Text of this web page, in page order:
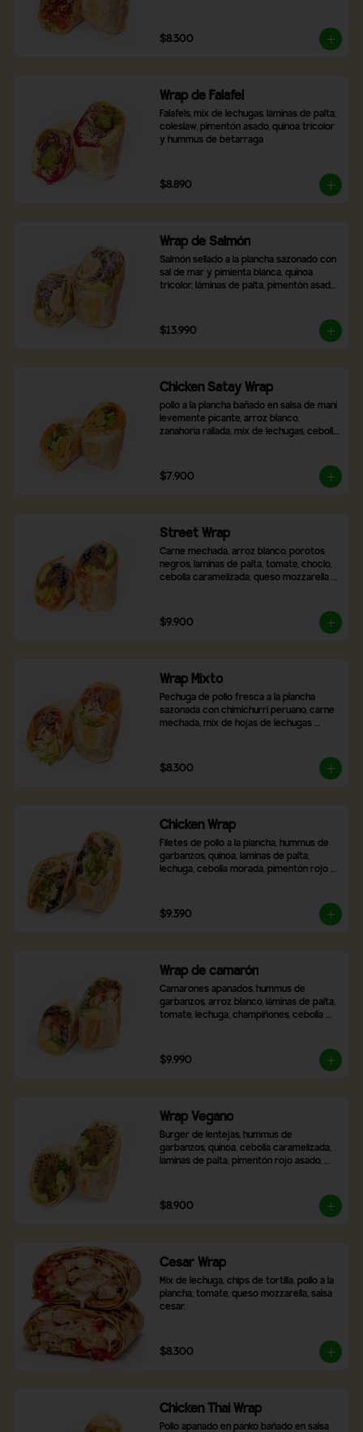
$8.300
Wrap de Falafel
Falafels, mix de lechugas, láminas de palta,
coleslaw, pimentón asado, quínoa tricolor
y hummus de betarraga
$8.890
Wrap de Salmón
Salmón sellado a la plancha sazonado con
sal de mar y pimienta blanca, quínoa
tricolor, láminas de palta, pimentón asado,
$13.990
Chicken Satay Wrap
pollo a la plancha bañado en salsa de maní
levemente picante, arroz blanco,
zanahoria rallada, mix de lechugas, cebolla
$7.900
Street Wrap
Carne mechada, arroz blanco, porotos
negros, laminas de palta, tomate, choclo,
cebolla caramelizada, queso mozzarella y
$9.900
Wrap Mixto
Pechuga de pollo fresca a la plancha
sazonada con chimichurri peruano, carne
mechada, mix de hojas de lechugas
elección.
$8.300
Chicken Wrap
Filetes de pollo a la plancha, hummus de
garbanzos, quinoa, laminas de palta,
lechuga, cebolla morada, pimentón rojo
$9.390
Wrap de camarón
Camarones apanados, hummus de
garbanzos, arroz blanco, láminas de palta,
tomate, lechuga, champiñones, cebolla
$9.990
Wrap Vegano
Burger de lentejas, hummus de
garbanzos, quínoa, cebolla caramelizada,
laminas de palta, pimentón rojo asado,
$8.900
Cesar Wrap
Mix de lechuga, chips de tortilla, pollo a la
plancha, tomate, queso mozzarella, salsa
cesar.
$8.300
Chicken Thai Wrap
Pollo apanado en panko bañado en salsa